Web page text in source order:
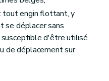
tout engin flottant, y
se déplacer sans
d'être utilisé
de déplacement sur